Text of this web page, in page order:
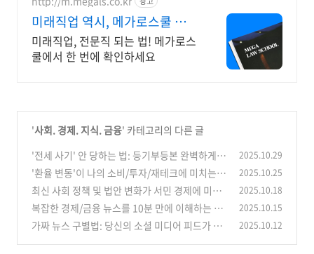
미래직업 역시, 메가로스쿨 전문
직 되는 법
미래직업, 전문직 되는 법! 메가로스
쿨에서 한 번에 확인하세요
'사회. 경제. 지식. 금융' 카테고리의 다른 글
'전세 사기' 안 당하는 법: 등기부등본 완벽하게
보는 법부터 특약사항 필수 문구 (부동산 초보 필
독)
(0)
2025.10.29
'환율 변동'이 나의 소비/투자/재테크에 미치는
영향 분석
(0)
2025.10.25
최신 사회 정책 및 법안 변화가 서민 경제에 미치
는 영향 분석 (0)
2025.10.18
복잡한 경제/금융 뉴스를 10분 만에 이해하는 시
사 해설
(0)
2025.10.15
가짜 뉴스 구별법: 당신의 소셜 미디어 피드가 위
2025.10.12